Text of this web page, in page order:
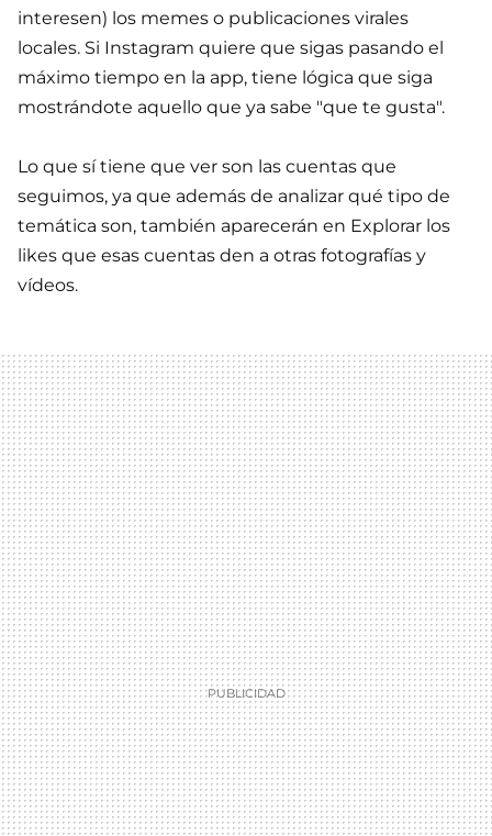
interesen) los memes o publicaciones virales
locales. Si Instagram quiere que sigas pasando el
máximo tiempo en la app, tiene lógica que siga
mostrándote aquello que ya sabe "que te gusta".
Lo que sí tiene que ver son las cuentas que
seguimos, ya que además de analizar qué tipo de
temática son, también aparecerán en Explorar los
likes que esas cuentas den a otras fotografías y
vídeos.